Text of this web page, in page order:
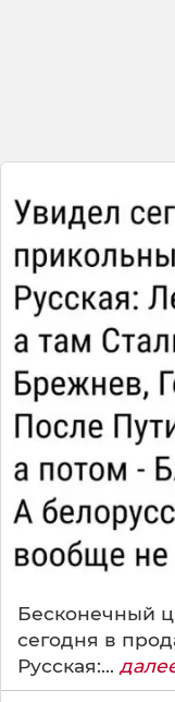
Бесконечный
сегодня в
Русская:...